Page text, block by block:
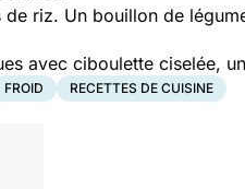
riz. Un bouillon de
avec ciboulette ciselée,
FROID RECETTES DE CUISINE